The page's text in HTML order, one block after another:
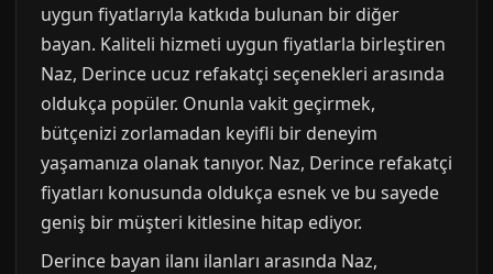
uygun fiyatlarıyla katkıda bulunan bir diğer
bayan. Kaliteli hizmeti uygun fiyatlarla birleştiren
Naz, Derince ucuz refakatçi seçenekleri arasında
oldukça popüler. Onunla vakit geçirmek,
bütçenizi zorlamadan keyifli bir deneyim
yaşamanıza olanak tanıyor. Naz, Derince refakatçi
fiyatları konusunda oldukça esnek ve bu sayede
geniş bir müşteri kitlesine hitap ediyor.
Derince bayan ilanı ilanları arasında Naz,